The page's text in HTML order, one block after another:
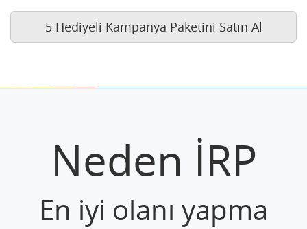
5 Hediyeli Kampanya Paketini Satın Al
Neden İRP
En iyi olanı yapma